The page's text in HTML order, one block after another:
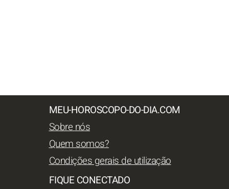
MEU-HOROSCOPO-DO-DIA.COM
Sobre nós
Quem somos?
Condições gerais de utilização
FIQUE CONECTADO